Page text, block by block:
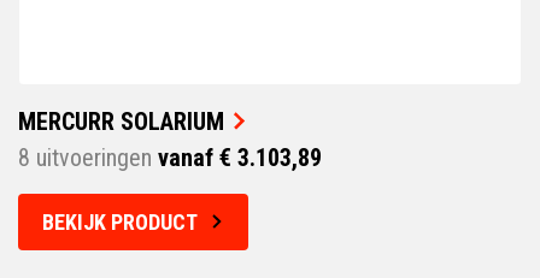
MERCURR SOLARIUM
8 uitvoeringen vanaf € 3.103,89
BEKIJK PRODUCT